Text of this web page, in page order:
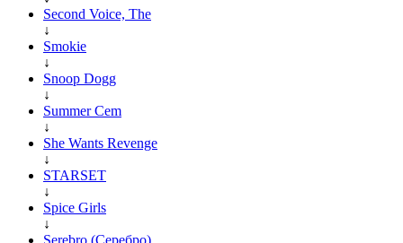
Second Voice, The
↓
Smokie
↓
Snoop Dogg
↓
Summer Cem
↓
She Wants Revenge
↓
STARSET
↓
Spice Girls
↓
Serebro (Серебро)